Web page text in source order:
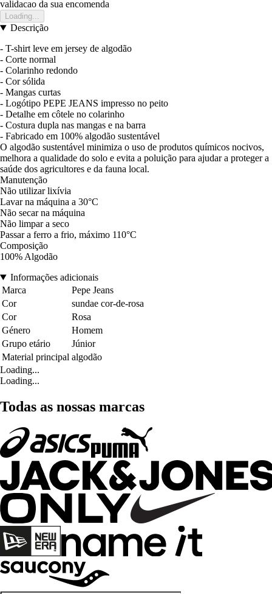
validacao da sua encomenda
Loading...
Descrição
- T-shirt leve em jersey de algodão
- Corte normal
- Colarinho redondo
- Cor sólida
- Mangas curtas
- Logótipo PEPE JEANS impresso no peito
- Detalhe em côtele no colarinho
- Costura dupla nas mangas e na barra
- Fabricado em 100% algodão sustentável
O algodão sustentável minimiza o uso de produtos químicos nocivos,
melhora a qualidade do solo e evita a poluição para ajudar a proteger a
saúde dos agricultores e da fauna local.
Manutenção
Não utilizar lixívia
Lavar na máquina a 30°C
Não secar na máquina
Não limpar a seco
Passar a ferro a frio, máximo 110°C
Composição
100% Algodão
Informações adicionais
Marca
Pepe Jeans
Cor
sundae cor-de-rosa
Cor
Rosa
Género
Homem
Grupo etário
Júnior
Material principal algodão
Loading...
Loading...
Todas as nossas marcas